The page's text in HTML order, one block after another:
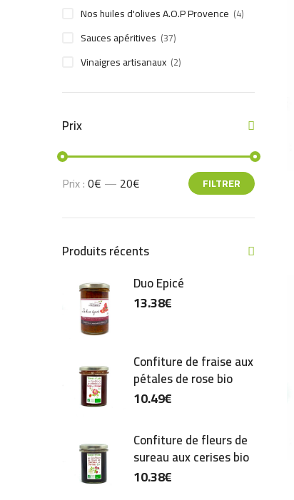
Nos huiles d'olives A.O.P Provence (4)
Sauces apéritives (37)
Vinaigres artisanaux (2)
Prix
FILTRER
Prix :0€ — 20€
Produits récents
Duo Epicé
13.38€
Confiture de fraise aux
pétales de rose bio
10.49€
Confiture de fleurs de
sureau aux cerises bio
10.38€